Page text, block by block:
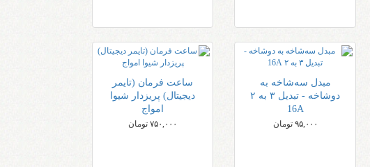
مبدل سه‌شاخه به
دوشاخه - تبدیل ۳ به ۲
16A
۹۵,۰۰۰ تومان
ساعت فرمان (تایمر
دیجیتال) پریزدار شیوا
امواج
۷۵۰,۰۰۰ تومان